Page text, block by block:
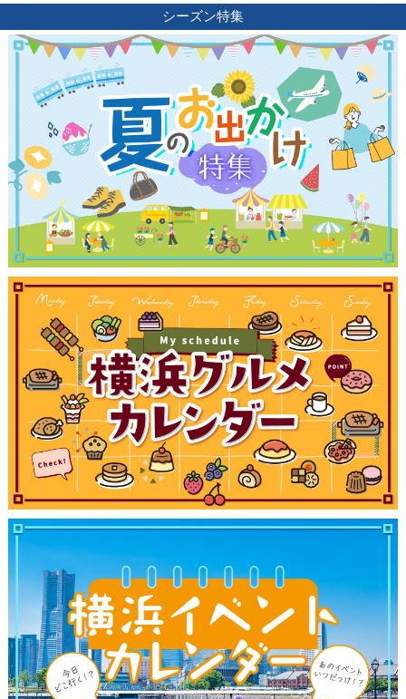
シーズン特集
観光ガイド
ランキング
ブログ記事
サイトについて